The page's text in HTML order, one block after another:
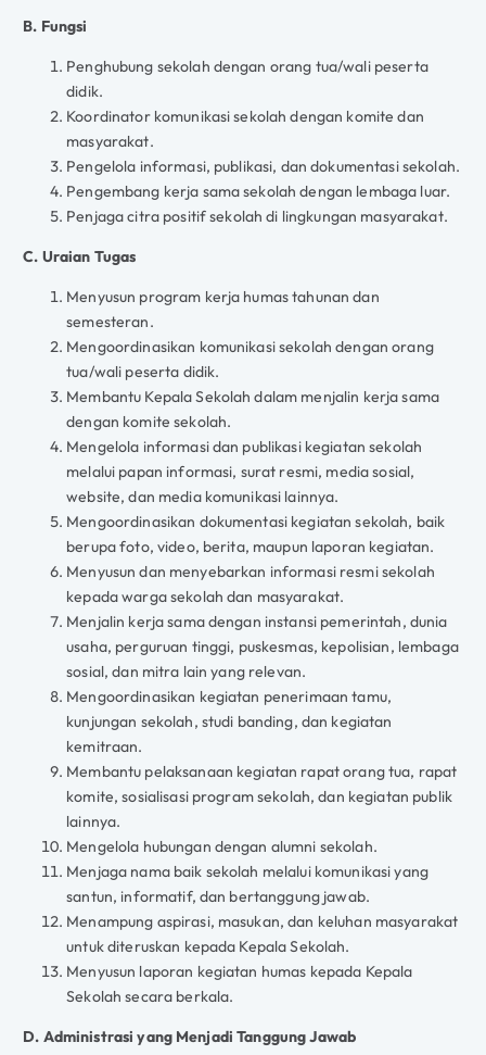
B. Fungsi
Penghubung sekolah dengan orang tua/wali peserta
didik.
Koordinator komunikasi sekolah dengan komite dan
masyarakat.
Pengelola informasi, publikasi, dan dokumentasi sekolah.
Pengembang kerja sama sekolah dengan lembaga luar.
Penjaga citra positif sekolah di lingkungan masyarakat.
C. Uraian Tugas
Menyusun program kerja humas tahunan dan
semesteran.
Mengoordinasikan komunikasi sekolah dengan orang
tua/wali peserta didik.
Membantu Kepala Sekolah dalam menjalin kerja sama
dengan komite sekolah.
Mengelola informasi dan publikasi kegiatan sekolah
melalui papan informasi, surat resmi, media sosial,
website, dan media komunikasi lainnya.
Mengoordinasikan dokumentasi kegiatan sekolah, baik
berupa foto, video, berita, maupun laporan kegiatan.
Menyusun dan menyebarkan informasi resmi sekolah
kepada warga sekolah dan masyarakat.
Menjalin kerja sama dengan instansi pemerintah, dunia
usaha, perguruan tinggi, puskesmas, kepolisian, lembaga
sosial, dan mitra lain yang relevan.
Mengoordinasikan kegiatan penerimaan tamu,
kunjungan sekolah, studi banding, dan kegiatan
kemitraan.
Membantu pelaksanaan kegiatan rapat orang tua, rapat
komite, sosialisasi program sekolah, dan kegiatan publik
lainnya.
Mengelola hubungan dengan alumni sekolah.
Menjaga nama baik sekolah melalui komunikasi yang
santun, informatif, dan bertanggung jawab.
Menampung aspirasi, masukan, dan keluhan masyarakat
untuk diteruskan kepada Kepala Sekolah.
Menyusun laporan kegiatan humas kepada Kepala
Sekolah secara berkala.
D. Administrasi yang Menjadi Tanggung Jawab